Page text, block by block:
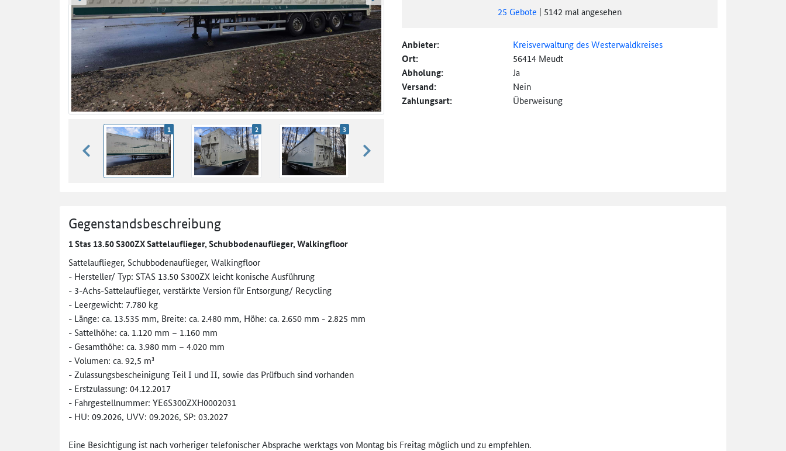
zurück blättern
1 2 3
weiter blättern
25 Gebote | 5142 mal angesehen
Anbieter: Kreisverwaltung des Westerwaldkreises
Ort: 56414 Meudt
Abholung: Ja
Versand: Nein
Zahlungsart: Überweisung
Gegenstandsbeschreibung
1 Stas 13.50 S300ZX Sattelauflieger, Schubbodenauflieger, Walkingfloor
Sattelauflieger, Schubbodenauflieger, Walkingfloor
- Hersteller/ Typ: STAS 13.50 S300ZX leicht konische Ausführung
- 3-Achs-Sattelauflieger, verstärkte Version für Entsorgung/ Recycling
- Leergewicht: 7.780 kg
- Länge: ca. 13.535 mm, Breite: ca. 2.480 mm, Höhe: ca. 2.650 mm - 2.825 mm
- Sattelhöhe: ca. 1.120 mm – 1.160 mm
- Gesamthöhe: ca. 3.980 mm – 4.020 mm
- Volumen: ca. 92,5 m³
- Zulassungsbescheinigung Teil I und II, sowie das Prüfbuch sind vorhanden
- Erstzulassung: 04.12.2017
- Fahrgestellnummer: YE6S300ZXH0002031
- HU: 09.2026, UVV: 09.2026, SP: 03.2027
Eine Besichtigung ist nach vorheriger telefonischer Absprache werktags von Montag bis Freitag möglich und zu empfehlen.